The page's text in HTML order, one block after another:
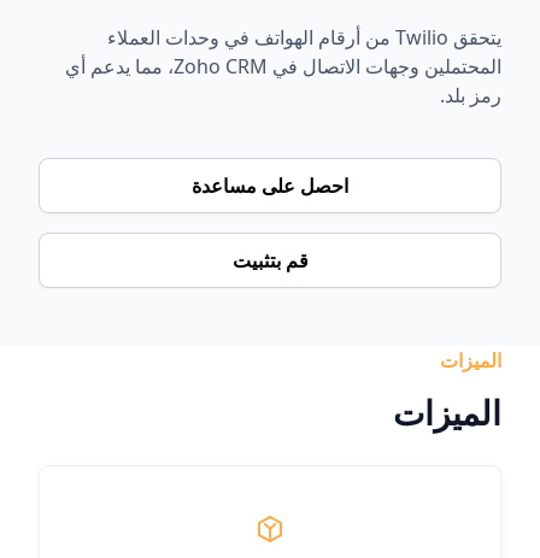
يتحقق Twilio من أرقام الهواتف في وحدات العملاء
المحتملين وجهات الاتصال في Zoho CRM، مما يدعم أي
رمز بلد.
احصل على مساعدة
قم بتثبيت
الميزات
الميزات